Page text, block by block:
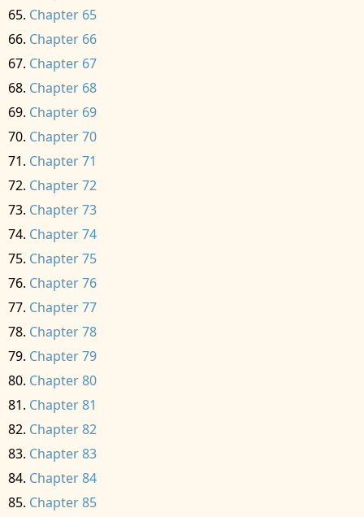
Chapter 65
Chapter 66
Chapter 67
Chapter 68
Chapter 69
Chapter 70
Chapter 71
Chapter 72
Chapter 73
Chapter 74
Chapter 75
Chapter 76
Chapter 77
Chapter 78
Chapter 79
Chapter 80
Chapter 81
Chapter 82
Chapter 83
Chapter 84
Chapter 85